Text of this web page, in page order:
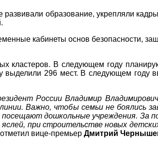
развивали образование, укрепляли
кабинеты основ безопасности,
кластеров. В следующем году
выделили 296 мест. В следующем году
России Владимир
Важно, чтобы семьи не боялись
дошкольные учреждения. За
при строительстве новых
вице-премьер Дмитрий